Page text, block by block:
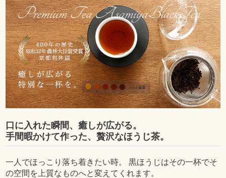
口に入れた瞬間、癒しが広がる。
手間暇かけて作った、贅沢なほうじ茶。
一人でほっこり落ち着きたい時。 黒ほうじはその一杯でそ
の空間を上質なものへと変えてくれます。